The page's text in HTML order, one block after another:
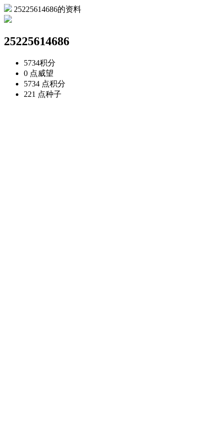
25225614686的资料
25225614686
5734积分
0 点威望
5734 点积分
221 点种子